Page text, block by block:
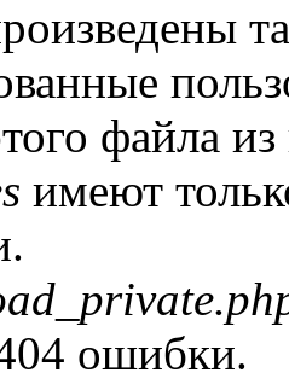
файла
имеют
ошибки.